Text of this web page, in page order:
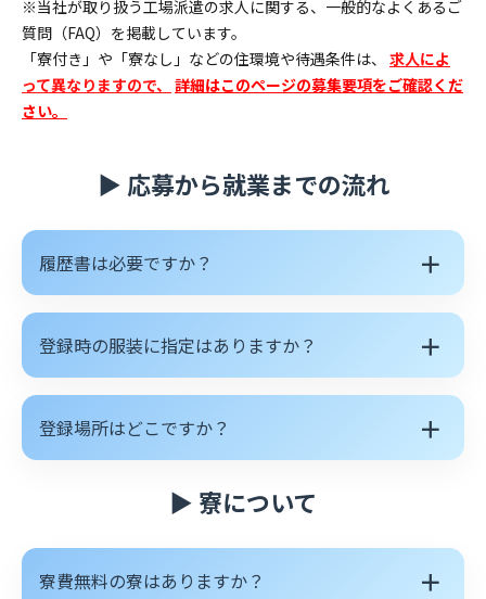
※当社が取り扱う工場派遣の求人に関する、一般的なよくあるご
質問（FAQ）を掲載しています。
「寮付き」や「寮なし」などの住環境や待遇条件は、 求人によ
って異なりますので、 詳細はこのページの募集要項をご確認くだ
さい。
▶ 応募から就業までの流れ
履歴書は必要ですか？ ＋
登録時の服装に指定はありますか？ ＋
登録場所はどこですか？ ＋
▶ 寮について
寮費無料の寮はありますか？ ＋